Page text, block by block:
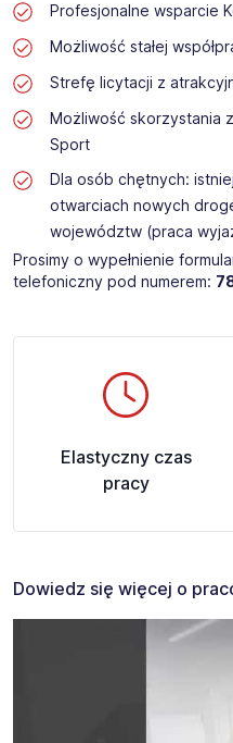
Profesjonalne wsparcie
Możliwość stałej
Strefę licytacji z
Możliwość skorzystania
Sport
Dla osób chętnych:
otwarciach nowych
województw (praca
Prosimy o wypełnienie
telefoniczny pod numerem:
Elastyczny czas
pracy
Dowiedz się więcej o